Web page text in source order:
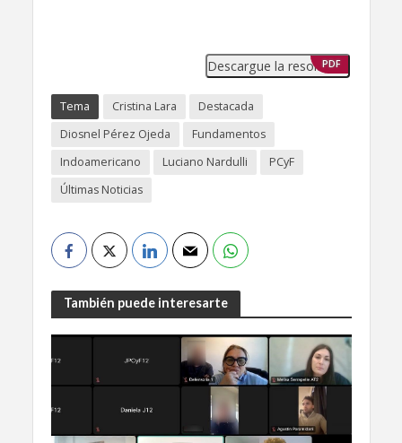
Descargue la resolución
PDF
Tema Cristina Lara
Destacada
Diosnel Pérez Ojeda
Fundamentos
Indoamericano
Luciano Nardulli
PCyF
Últimas Noticias
También puede interesarte